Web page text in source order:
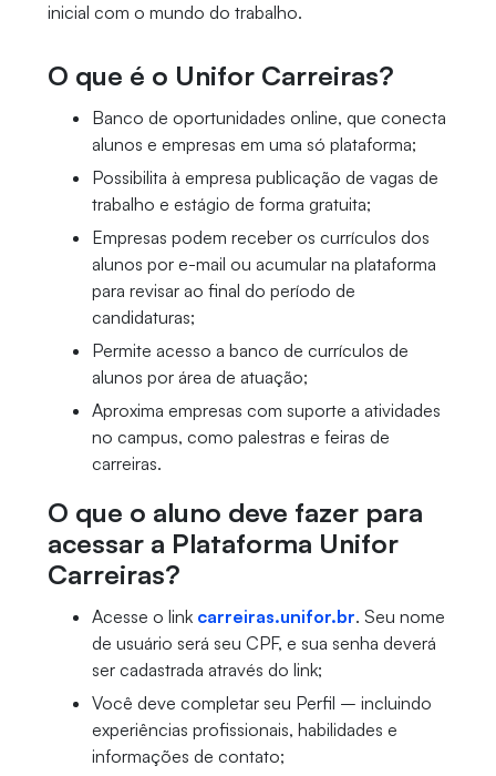
inicial com o mundo do trabalho.
O que é o Unifor Carreiras?
Banco de oportunidades online, que conecta
alunos e empresas em uma só plataforma;
Possibilita à empresa publicação de vagas de
trabalho e estágio de forma gratuita;
Empresas podem receber os currículos dos
alunos por e-mail ou acumular na plataforma
para revisar ao final do período de
candidaturas;
Permite acesso a banco de currículos de
alunos por área de atuação;
Aproxima empresas com suporte a atividades
no campus, como palestras e feiras de
carreiras.
O que o aluno deve fazer para
acessar a Plataforma Unifor
Carreiras?
Acesse o link carreiras.unifor.br. Seu nome
de usuário será seu CPF, e sua senha deverá
ser cadastrada através do link;
Você deve completar seu Perfil – incluindo
experiências profissionais, habilidades e
informações de contato;